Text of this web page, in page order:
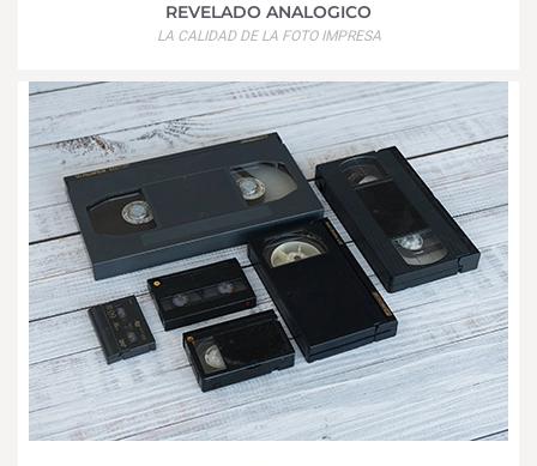
REVELADO ANALOGICO
LA CALIDAD DE LA FOTO IMPRESA